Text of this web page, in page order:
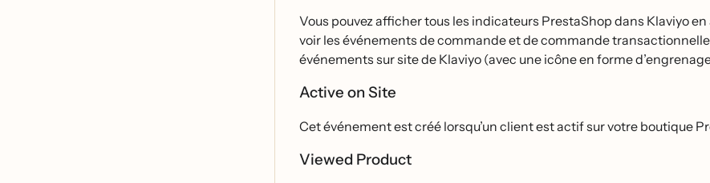
Vous pouvez afficher tous les indicateurs PrestaShop dans Klaviyo
voir les événements de commande et de commande
événements sur site de Klaviyo (avec une icône en forme
Active on Site
Cet événement est créé lorsqu’un client est actif sur votre boutique
Viewed Product